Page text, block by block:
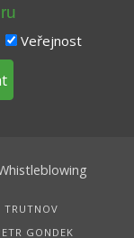
Veřejnost
TRUTNOV
GONDEK